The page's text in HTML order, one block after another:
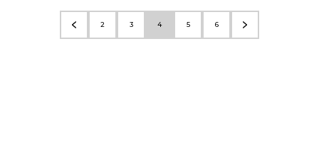
2 3 4 5 6